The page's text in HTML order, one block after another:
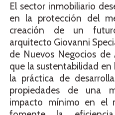
El sector inmobiliario
en la protección del
creación de un
arquitecto Giovanni
de Nuevos Negocios de
que la sustentabilidad en
la práctica de
propiedades de una
impacto mínimo en el